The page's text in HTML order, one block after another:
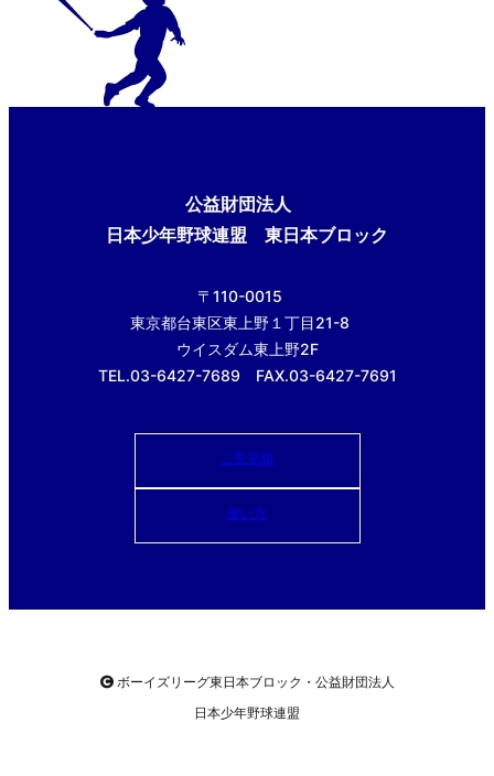
公益財団法人
日本少年野球連盟 東日本ブロック
〒110-0015
東京都台東区東上野１丁目21-8
ウイスダム東上野2F
TEL.03-6427-7689 FAX.03-6427-7691
ご意見箱
使い方
ボーイズリーグ東日本ブロック・公益財団法人
日本少年野球連盟